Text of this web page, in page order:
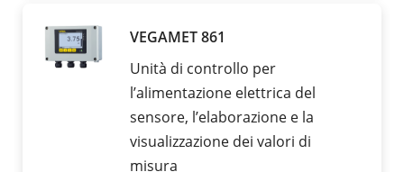
VEGAMET 861
Unità di controllo per
l’alimentazione elettrica del
sensore, l’elaborazione e la
visualizzazione dei valori di
misura